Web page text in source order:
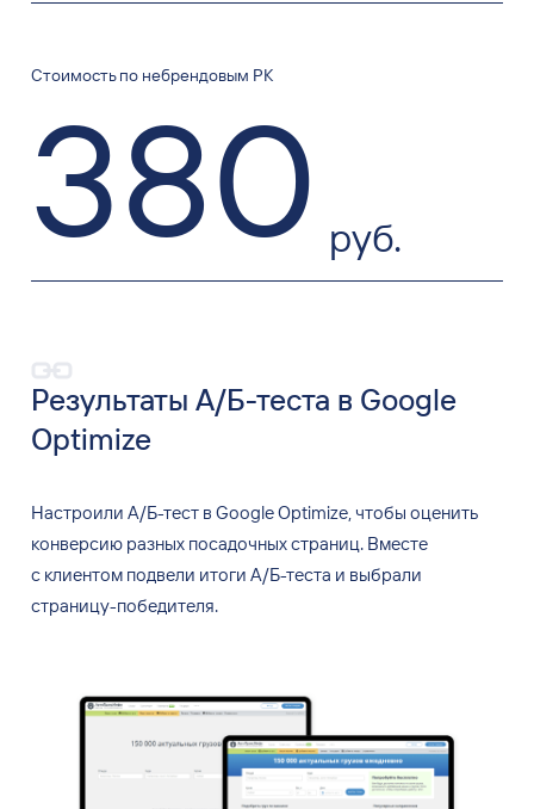
Стоимость по небрендовым РК
380 руб.
Результаты А/Б-теста в Google
Optimize
Настроили А/Б-тест в Google Optimize, чтобы оценить
конверсию разных посадочных страниц. Вместе
с клиентом подвели итоги А/Б-теста и выбрали
страницу-победителя.